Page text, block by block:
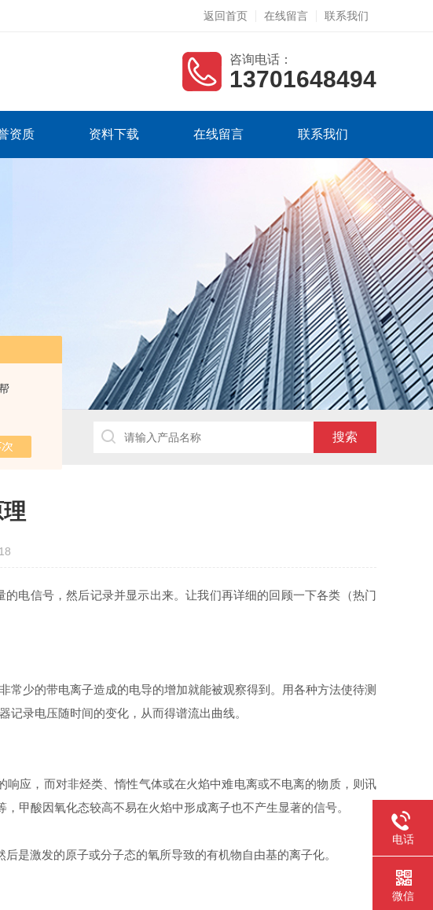
返回首页 在线留言 联系我们
咨询电话：
13701648494
资质 资料下载 在线留言 联系我们
电信号，然后记录并显示出来。让我们再详细的回顾一下各类（热门
少的带电离子造成的电导的增加就能被观察得到。用各种方法使待测
录电压随时间的变化，从而得谱流出曲线。
应，而对非烃类、惰性气体或在火焰中难电离或不电离的物质，则讯
甲酸因氧化态较高不易在火焰中形成离子也不产生显著的信号。
是激发的原子或分子态的氧所导致的有机物自由基的离子化。
电话
微信